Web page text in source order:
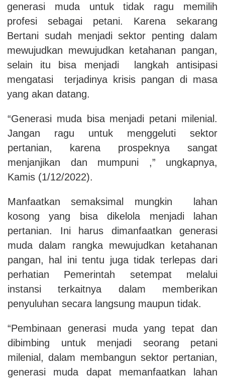
generasi muda untuk tidak ragu memilih
profesi sebagai petani. Karena sekarang
Bertani sudah menjadi sektor penting dalam
mewujudkan mewujudkan ketahanan pangan,
selain itu bisa menjadi langkah antisipasi
mengatasi terjadinya krisis pangan di masa
yang akan datang.
“Generasi muda bisa menjadi petani milenial.
Jangan ragu untuk menggeluti sektor
pertanian, karena prospeknya sangat
menjanjikan dan mumpuni ,” ungkapnya,
Kamis (1/12/2022).
Manfaatkan semaksimal mungkin lahan
kosong yang bisa dikelola menjadi lahan
pertanian. Ini harus dimanfaatkan generasi
muda dalam rangka mewujudkan ketahanan
pangan, hal ini tentu juga tidak terlepas dari
perhatian Pemerintah setempat melalui
instansi terkaitnya dalam memberikan
penyuluhan secara langsung maupun tidak.
“Pembinaan generasi muda yang tepat dan
dibimbing untuk menjadi seorang petani
milenial, dalam membangun sektor pertanian,
generasi muda dapat memanfaatkan lahan